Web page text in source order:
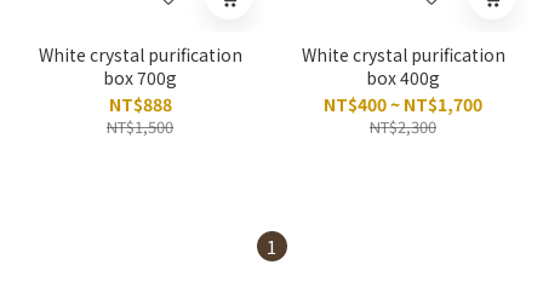
White crystal purification
box 700g
NT$888
NT$1,500
White crystal purification
box 400g
NT$400 ~ NT$1,700
NT$2,300
1